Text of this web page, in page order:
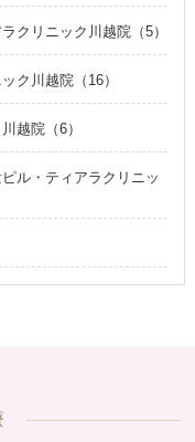
クリニック川越院（5）
ク川越院（16）
越院（6）
ル・ティアラクリニッ